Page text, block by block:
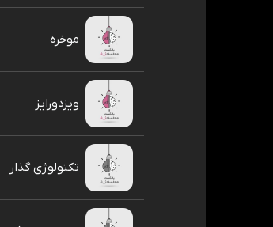
موخره
ویزدورایز
تکنولوژی گذار